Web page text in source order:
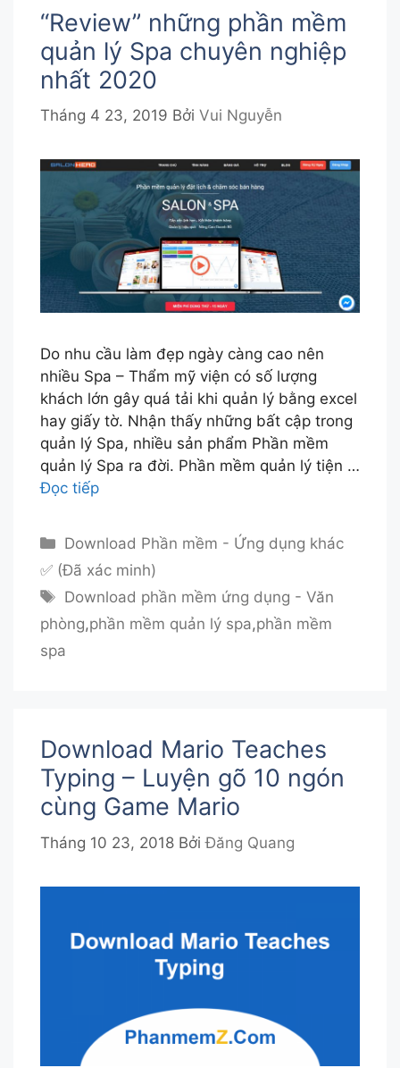
“Review” những phần mềm
quản lý Spa chuyên nghiệp
nhất 2020
Tháng 4 23, 2019 Bởi Vui Nguyễn
Do nhu cầu làm đẹp ngày càng cao nên
nhiều Spa – Thẩm mỹ viện có số lượng
khách lớn gây quá tải khi quản lý bằng excel
hay giấy tờ. Nhận thấy những bất cập trong
quản lý Spa, nhiều sản phẩm Phần mềm
quản lý Spa ra đời. Phần mềm quản lý tiện …
Đọc tiếp
Danh
mục
Download Phần mềm - Ứng dụng khác
✅ (Đã xác minh)
Thẻ
Download phần mềm ứng dụng - Văn
phòng,phần mềm quản lý spa,phần mềm
spa
Download Mario Teaches
Typing – Luyện gõ 10 ngón
cùng Game Mario
Tháng 10 23, 2018 BởiĐăng Quang